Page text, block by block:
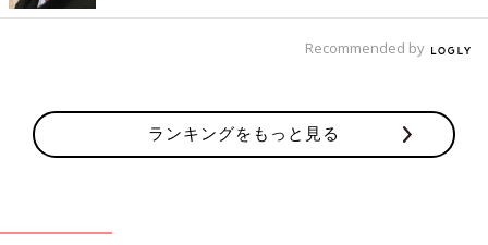
思うと、肝が冷える思いでした。普段から婦人科の定期健診を受
ています。
■その他のママライター体験談はこちら
をしながら、育児に家事に遊びに、毎日大忙しです。最近は自分
Recommended by
ランキングをもっと見る